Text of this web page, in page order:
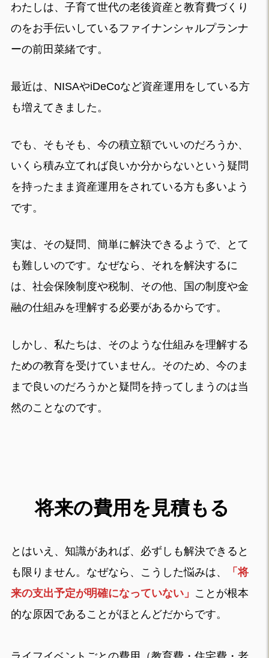
わたしは、子育て世代の老後資産と教育費づくり
のをお手伝いしているファイナンシャルプランナ
ーの前田菜緒です。
最近は、NISAやiDeCoなど資産運用をしている方
も増えてきました。
でも、そもそも、今の積立額でいいのだろうか、
いくら積み立てれば良いか分からないという疑問
を持ったまま資産運用をされている方も多いよう
です。
実は、その疑問、簡単に解決できるようで、とて
も難しいのです。なぜなら、それを解決するに
は、社会保険制度や税制、その他、国の制度や金
融の仕組みを理解する必要があるからです。
しかし、私たちは、そのような仕組みを理解する
ための教育を受けていません。そのため、今のま
まで良いのだろうかと疑問を持ってしまうのは当
然のことなのです。
将来の費用を見積もる
とはいえ、知識があれば、必ずしも解決できると
も限りません。なぜなら、こうした悩みは、
「将
来の支出予定が明確になっていない」 ことが根本
的な原因であることがほとんどだからです。